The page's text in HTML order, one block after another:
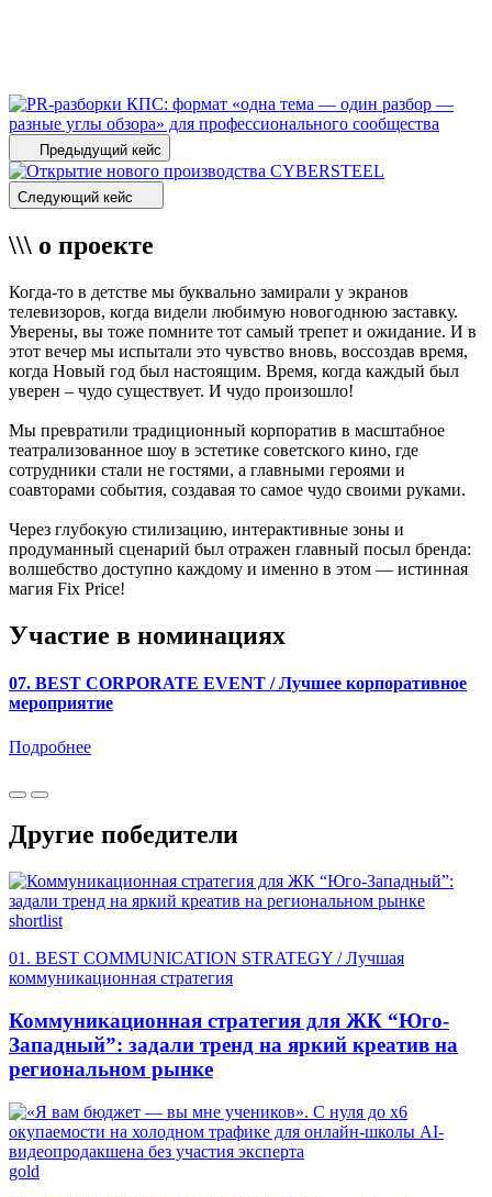
Предыдущий кейс
Следующий кейс
\\\ о проекте
Когда-то в детстве мы буквально замирали у экранов
телевизоров, когда видели любимую новогоднюю заставку.
Уверены, вы тоже помните тот самый трепет и ожидание. И в
этот вечер мы испытали это чувство вновь, воссоздав время,
когда Новый год был настоящим. Время, когда каждый был
уверен – чудо существует. И чудо произошло!
Мы превратили традиционный корпоратив в масштабное
театрализованное шоу в эстетике советского кино, где
сотрудники стали не гостями, а главными героями и
соавторами события, создавая то самое чудо своими руками.
Через глубокую стилизацию, интерактивные зоны и
продуманный сценарий был отражен главный посыл бренда:
волшебство доступно каждому и именно в этом — истинная
магия Fix Price!
Участие в номинациях
07. BEST CORPORATE EVENT / Лучшее корпоративное
мероприятие
Подробнее
Другие победители
shortlist
01. BEST COMMUNICATION STRATEGY / Лучшая
коммуникационная стратегия
Коммуникационная стратегия для ЖК “Юго-
Западный”: задали тренд на яркий креатив на
региональном рынке
gold